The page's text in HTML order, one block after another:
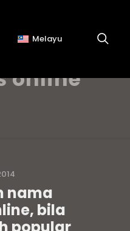
Melayu
online
nama
bila